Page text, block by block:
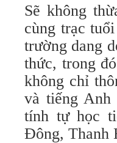
Sẽ không
cùng trạc
trường dang
thức, trong
không chỉ
và tiếng
tính tự học
Đông, Thanh